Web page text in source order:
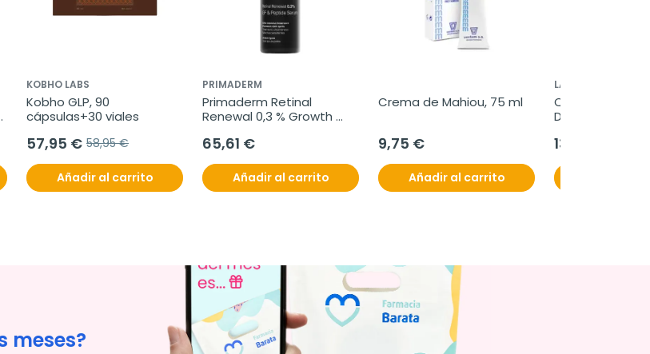
KOBHO LABS
Kobho GLP, 90
cápsulas+30 viales
57,95 € 58,95 €
Añadir al carrito
PRIMADERM
Primaderm Retinal
Renewal 0,3 % Growth
ml
65,61 €
Añadir al carrito
Crema de Mahiou, 75 ml
9,75 €
Añadir al carrito
LABORATORIOS
Quilian
Duplos, 2x75 ml
13,40 €
meses?